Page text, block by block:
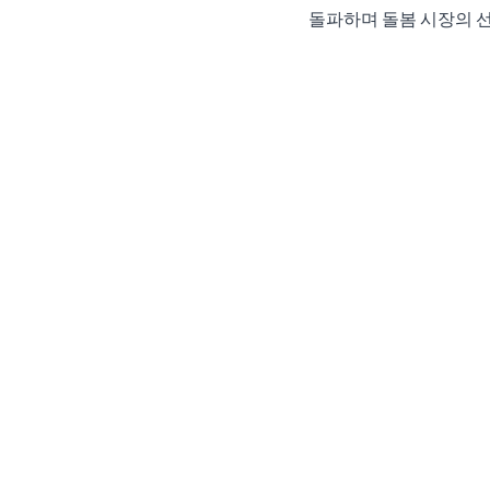
돌파하며 돌봄 시장의